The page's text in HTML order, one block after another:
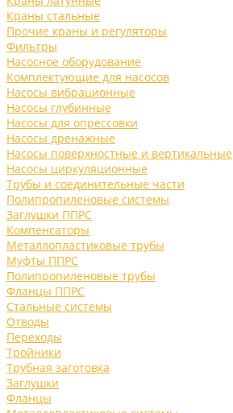
Краны стальные
Прочие краны и регуляторы
Фильтры
Насосное оборудование
Комплектующие для насосов
Насосы вибрационные
Насосы глубинные
Насосы для опрессовки
Насосы дренажные
Насосы поверхностные и вертикальные
Насосы циркуляционные
Трубы и соединительные части
Полипропиленовые системы
Заглушки ППРС
Компенсаторы
Металлопластиковые трубы
Муфты ППРС
Полипропиленовые трубы
Фланцы ППРС
Стальные системы
Отводы
Переходы
Тройники
Трубная заготовка
Заглушки
Фланцы